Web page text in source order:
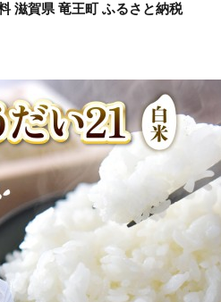
滋賀県 竜王町 ふるさと納税